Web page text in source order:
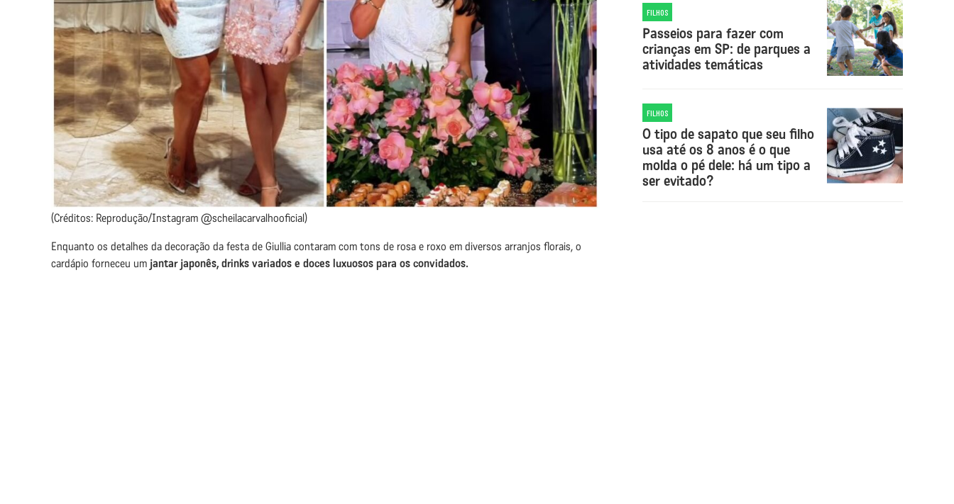
(Créditos: Reprodução/Instagram @scheilacarvalhooficial)
Enquanto os detalhes da decoração da festa de Giullia contaram com tons de rosa e roxo em diversos arranjos florais, o
cardápio forneceu um jantar japonês, drinks variados e doces luxuosos para os convidados.
FILHOS
Passeios para fazer com
crianças em SP: de parques a
atividades temáticas
FILHOS
O tipo de sapato que seu filho
usa até os 8 anos é o que
molda o pé dele: há um tipo a
ser evitado?